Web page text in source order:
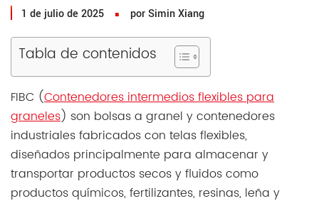
1 de julio de 2025 por Simin Xiang
Tabla de contenidos
FIBC (Contenedores intermedios flexibles para
graneles) son bolsas a granel y contenedores
industriales fabricados con telas flexibles,
diseñados principalmente para almacenar y
transportar productos secos y fluidos como
productos químicos, fertilizantes, resinas, leña y